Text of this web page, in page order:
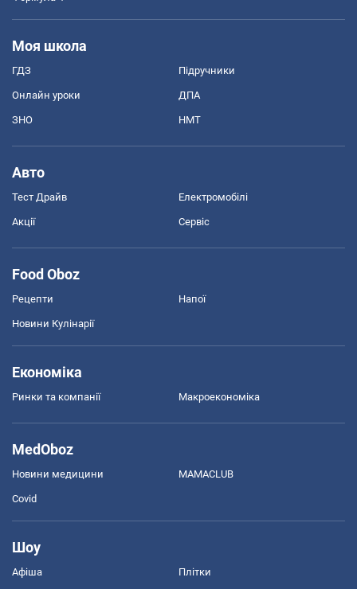
Моя школа
ГДЗ Підручники
Онлайн уроки ДПА
ЗНО НМТ
Авто
Тест Драйв Електромобілі
Акції Сервіс
Food Oboz
Рецепти Напої
Новини Кулінарії
Економіка
Ринки та компанії Макроекономіка
MedOboz
Новини медицини MAMACLUB
Covid
Шоу
Афіша Плітки